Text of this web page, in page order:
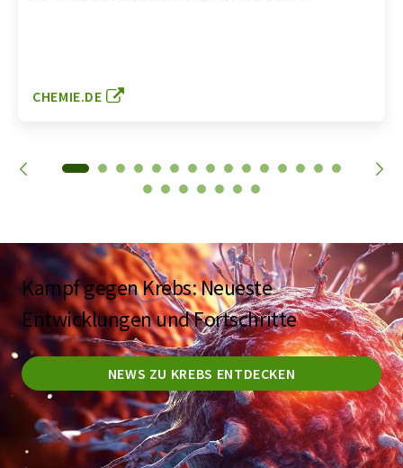
CHEMIE.DE
Kampf gegen Krebs: Neueste
Entwicklungen und Fortschritte
NEWS ZU KREBS ENTDECKEN